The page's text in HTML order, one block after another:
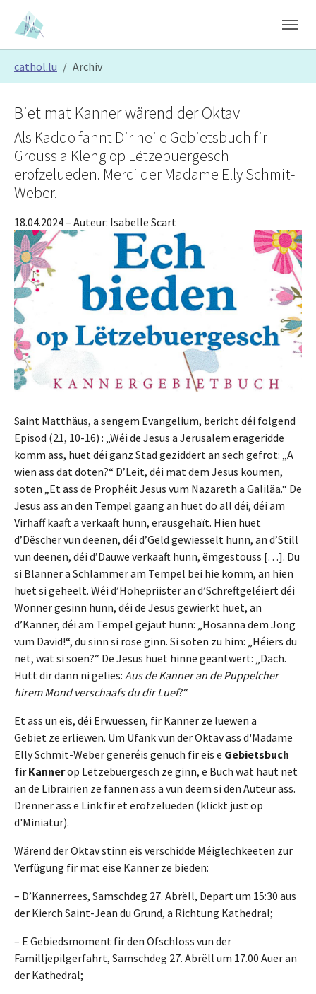
Skip to main content
Skip to page footer
cathol.lu Archiv
Biet mat Kanner wärend der Oktav
Als Kaddo fannt Dir hei e Gebietsbuch fir
Grouss a Kleng op Lëtzebuergesch
erofzelueden. Merci der Madame Elly Schmit-
Weber.
18.04.2024– Auteur: Isabelle Scart
Saint Matthäus, a sengem Evangelium, bericht déi folgend
Episod (21, 10-16) : „Wéi de Jesus a Jerusalem erageridde
komm ass, huet déi ganz Stad geziddert an sech gefrot: „A
wien ass dat doten?“ D’Leit, déi mat dem Jesus koumen,
soten „Et ass de Prophéit Jesus vum Nazareth a Galiläa.“ De
Jesus ass an den Tempel gaang an huet do all déi, déi am
Virhaff kaaft a verkaaft hunn, erausgehaït. Hien huet
d’Dëscher vun deenen, déi d’Geld gewiesselt hunn, an d’Still
vun deenen, déi d’Dauwe verkaaft hunn, ëmgestouss […]. Du
si Blanner a Schlammer am Tempel bei hie komm, an hien
huet si geheelt. Wéi d’Hohepriister an d’Schrëftgeléiert déi
Wonner gesinn hunn, déi de Jesus gewierkt huet, an
d’Kanner, déi am Tempel gejaut hunn: „Hosanna dem Jong
vum David!“, du sinn si rose ginn. Si soten zu him: „Héiers du
net, wat si soen?“ De Jesus huet hinne geäntwert: „Dach.
Hutt dir dann ni gelies: Aus de Kanner an de Puppelcher
hirem Mond verschaafs du dir Luef?“
Et ass un eis, déi Erwuessen, fir Kanner ze luewen a
Gebiet ze erliewen. Um Ufank vun der Oktav ass d'Madame
Elly Schmit-Weber generéis genuch fir eis e Gebietsbuch
fir Kannerop Lëtzebuergesch ze ginn, e Buch wat haut net
an de Librairien ze fannen ass a vun deem si den Auteur ass.
Drënner ass e Link fir et erofzelueden (klickt just op
d'Miniatur).
Wärend der Oktav stinn eis verschidde Méiglechkeeten zur
Verfügung fir mat eise Kanner ze bieden:
– D’Kannerrees, Samschdeg 27. Abrëll, Depart um 15:30 aus
der Kierch Saint-Jean du Grund, a Richtung Kathedral;
– E Gebiedsmoment fir den Ofschloss vun der
Familljepilgerfahrt, Samschdeg 27. Abrëll um 17.00 Auer an
der Kathedral;